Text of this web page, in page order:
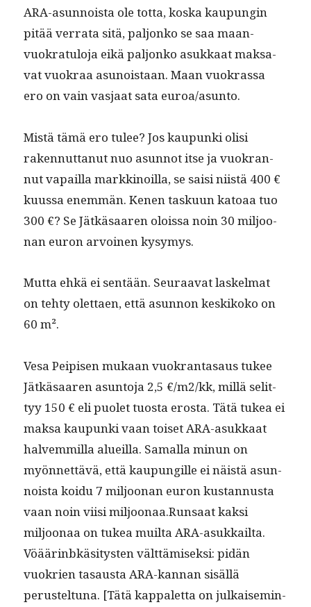
ARA-asun­noista ole tot­ta, kos­ka kaupun­gin
pitää ver­ra­ta sitä, paljonko se saa maan­
vuokrat­u­lo­ja eikä paljonko asukkaat mak­sa­
vat vuokraa asunois­taan. Maan vuokras­sa
ero on vain vas­jaat sata euroa/asunto.
Mis­tä tämä ero tulee? Jos kaupun­ki olisi
raken­nut­tanut nuo asun­not itse ja vuokran­
nut vapail­la markki­noil­la, se saisi niistä 400 €
kuus­sa enem­män. Kenen tasku­un katoaa tuo
300 €? Se Jätkäsaaren olois­sa noin 30 miljoo­
nan euron arvoinen kysymys.
Mut­ta ehkä ei sen­tään. Seu­raa­vat laskel­mat
on tehty olet­taen, että asun­non keskikoko on
60 m².
Vesa Peipisen mukaan vuokran­tasaus tukee
Jätkäsaaren asun­to­ja 2,5 €/m2/kk, mil­lä selit­
tyy 150 € eli puo­let tuos­ta eros­ta. Tätä tukea ei
mak­sa kaupun­ki vaan toiset ARA-asukkaat
halvem­mil­la alueil­la. Samal­la min­un on
myön­net­tävä, että kaupungille ei näistä asun­
noista koidu 7 miljoo­nan euron kus­tan­nus­ta
vaan noin viisi miljoonaa.Runsaat kak­si
miljoon­aa on tukea muil­ta ARA-asukkail­ta.
Vöäärin­bkäsi­tys­ten vält­tämisek­si: pidän
vuokrien tasaus­ta ARA-kan­nan sisäl­lä
perustel­tuna. [Tätä kap­palet­ta on julkaisemin­